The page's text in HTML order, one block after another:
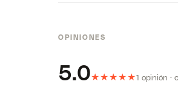
OPINIONES
5.0★★★★★1 opinión ·